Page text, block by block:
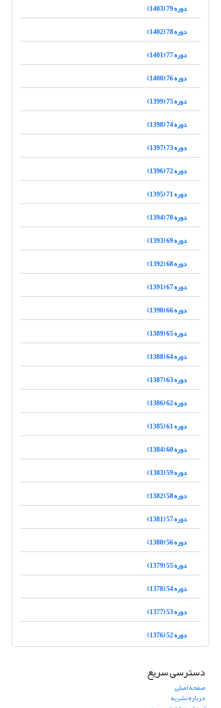
دوره 79 (1403)
دوره 78 (1402)
دوره 77 (1401)
دوره 76 (1400)
دوره 75 (1399)
دوره 74 (1398)
دوره 73 (1397)
دوره 72 (1396)
دوره 71 (1395)
دوره 70 (1394)
دوره 69 (1393)
دوره 68 (1392)
دوره 67 (1391)
دوره 66 (1390)
دوره 65 (1389)
دوره 64 (1388)
دوره 63 (1387)
دوره 62 (1386)
دوره 61 (1385)
دوره 60 (1384)
دوره 59 (1383)
دوره 58 (1382)
دوره 57 (1381)
دوره 56 (1380)
دوره 55 (1379)
دوره 54 (1378)
دوره 53 (1377)
دوره 52 (1376)
دسترسی سریع
صفحه اصلی
درباره نشریه